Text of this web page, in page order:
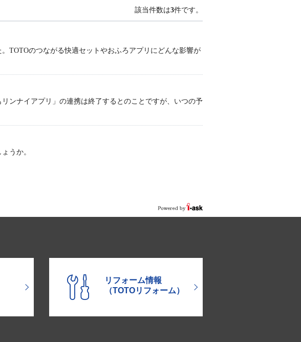
該当件数は3件です。
TOTOのつながる快適セットやおふろアプリにどんな影響が
ンナイアプリ」の連携は終了するとのことですが、いつの予
うか。
リフォーム情報
（TOTOリフォーム）